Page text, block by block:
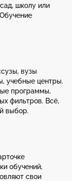
школу или
вузы
учебные центры.
программы,
фильтров. Всё,
выбор.
обучений,
свои